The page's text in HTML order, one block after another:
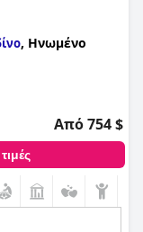
5
το θέρετρο
, Ηνωμένο
Από 754 $